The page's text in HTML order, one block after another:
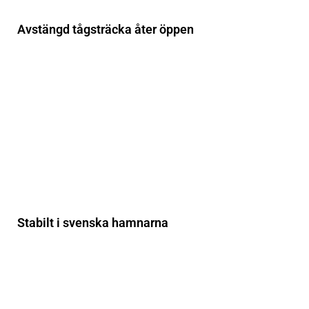
Avstängd tågsträcka åter öppen
Stabilt i svenska hamnarna